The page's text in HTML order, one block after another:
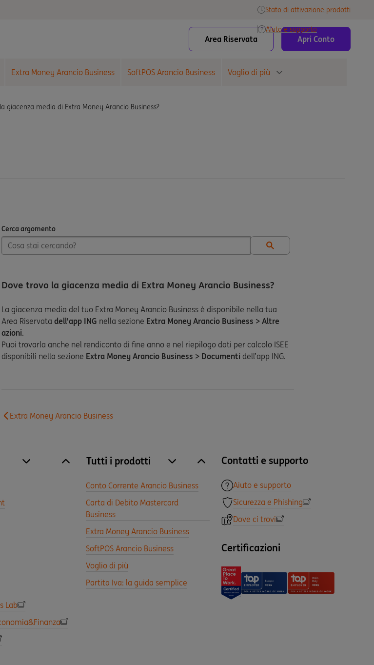
Stato di attivazione prodotti
Aiuto e supporto
Area Riservata Apri Conto
Extra Money Arancio Business SoftPOS Arancio Business Voglio di più
giacenza media di Extra Money Arancio Business?
Cerca argomento
Cerca argomento
Dove trovo la giacenza media di Extra Money Arancio Business?
La giacenza media del tuo Extra Money Arancio Business è disponibile nella tua
Area Riservata dell'app ING nella sezione Extra Money Arancio Business > Altre
azioni.
Puoi trovarla anche nel rendiconto di fine anno e nel riepilogo dati per calcolo ISEE
disponibili nella sezione Extra Money Arancio Business > Documenti dell’app ING.
Extra Money Arancio Business
site.accordion.apri [it-IT] Chi siamo
Chiudi Chi siamo
Lab
Tutti i prodotti site.accordion.apri [it-IT] Tutti i prodotti
Chiudi Tutti i prodotti
Conto Corrente Arancio Business
Carta di Debito Mastercard
Business
Extra Money Arancio Business
SoftPOS Arancio Business
Voglio di più
Partita Iva: la guida semplice
Contatti e supporto
Aiuto e supporto
Sicurezza e Phishing
Dove ci trovi
Certificazioni